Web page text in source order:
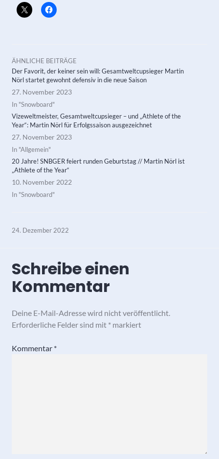
ÄHNLICHE BEITRÄGE
Der Favorit, der keiner sein will: Gesamtweltcupsieger Martin
Nörl startet gewohnt defensiv in die neue Saison
27. November 2023
In "Snowboard"
Vizeweltmeister, Gesamtweltcupsieger – und „Athlete of the
Year“: Martin Nörl für Erfolgssaison ausgezeichnet
27. November 2023
In "Allgemein"
20 Jahre! SNBGER feiert runden Geburtstag // Martin Nörl ist
„Athlete of the Year“
10. November 2022
In "Snowboard"
24. Dezember 2022
Schreibe einen
Kommentar
Deine E-Mail-Adresse wird nicht veröffentlicht.
Erforderliche Felder sind mit * markiert
Kommentar *